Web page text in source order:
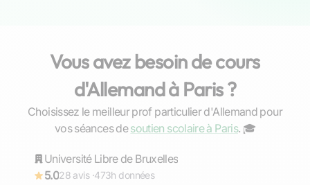
Vous avez besoin de cours
d'Allemand à Paris ?
Choisissez le meilleur prof particulier d'Allemand pour
vos séances desoutien scolaire à Paris. ‍🎓
Répond rapidement
Aron
Université Libre de Bruxelles
5.028 avis ·473h données